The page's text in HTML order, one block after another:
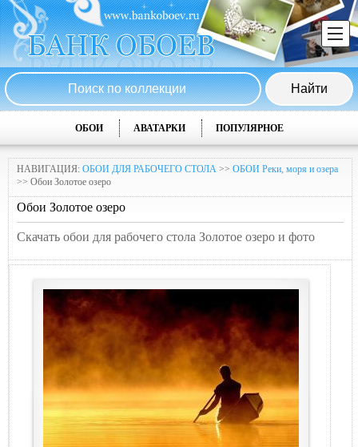
ОБОИ АВАТАРКИ ПОПУЛЯРНОЕ
НАВИГАЦИЯ: ОБОИ ДЛЯ РАБОЧЕГО СТОЛА >> ОБОИ Реки, моря и озера
>> Обои Золотое озеро
Обои Золотое озеро
Скачать обои для рабочего стола Золотое озеро и фото